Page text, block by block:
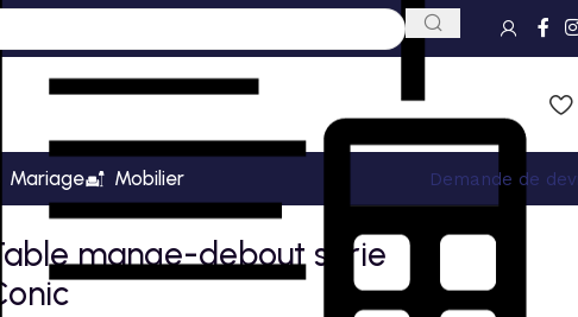
Mariage Mobilier
Demande de
Table mange-debout série
Conic